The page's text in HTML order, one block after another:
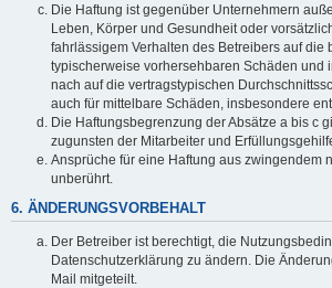
Die Haftung ist gegenüber Unternehmern
Leben, Körper und Gesundheit oder
fahrlässigem Verhalten des Betreibers auf die
typischerweise vorhersehbaren Schäden und
nach auf die vertragstypischen
auch für mittelbare Schäden, insbesondere
Die Haftungsbegrenzung der Absätze a bis c
zugunsten der Mitarbeiter und
Ansprüche für eine Haftung aus zwingendem
unberührt.
6. ÄNDERUNGSVORBEHALT
Der Betreiber ist berechtigt, die
Datenschutzerklärung zu ändern. Die
Mail mitgeteilt.